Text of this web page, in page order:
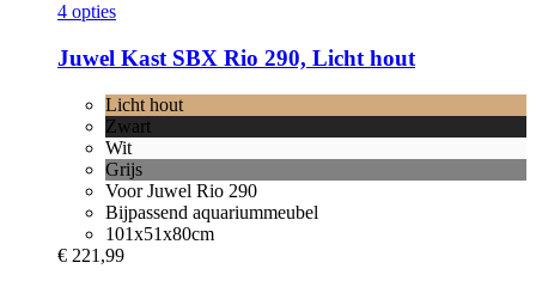
4 opties
Juwel Kast SBX Rio 290, Licht hout
Licht hout
Zwart
Wit
Grijs
Voor Juwel Rio 290
Bijpassend aquariummeubel
101x51x80cm
€ 221,99